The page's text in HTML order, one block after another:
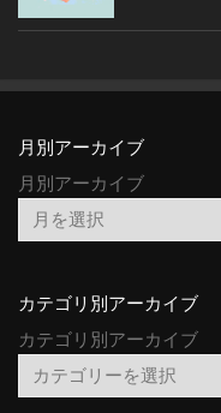
月別アーカイブ
月別アーカイブ
カテゴリ別アーカイブ
カテゴリ別アーカイブ